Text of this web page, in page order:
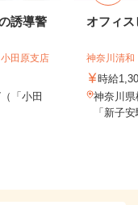
誘導警
田原支店
「小田
オフィス
神奈川清
時給
神奈川
「新子